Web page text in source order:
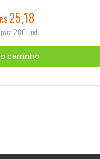
R$ 25,18
200 und.
carrinho